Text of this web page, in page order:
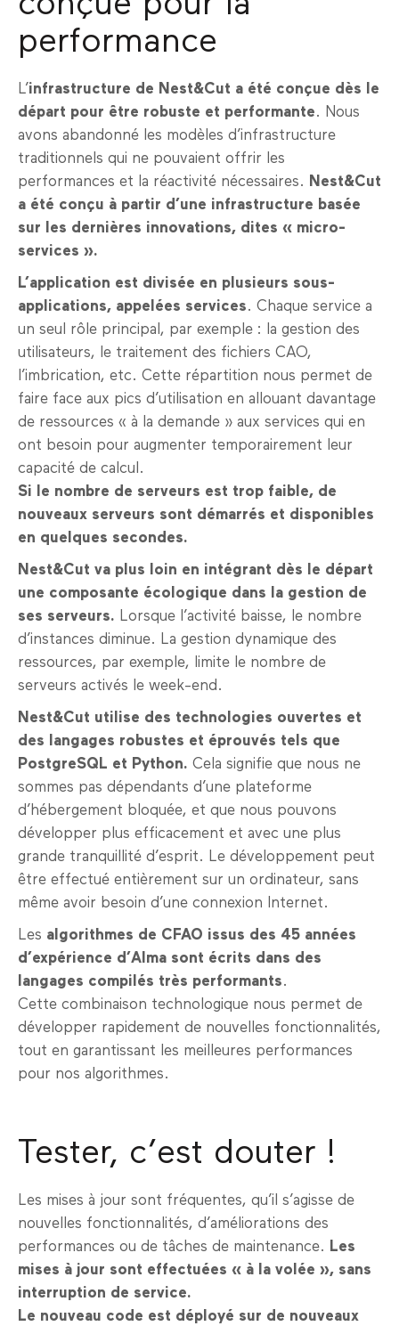
performance
L’infrastructure de Nest&Cut a été conçue dès le
départ pour être robuste et performante. Nous
avons abandonné les modèles d’infrastructure
traditionnels qui ne pouvaient offrir les
performances et la réactivité nécessaires. Nest&Cut
a été conçu à partir d’une infrastructure basée
sur les dernières innovations, dites « micro-
services ».
L’application est divisée en plusieurs sous-
applications, appelées services. Chaque service a
un seul rôle principal, par exemple : la gestion des
utilisateurs, le traitement des fichiers CAO,
l’imbrication, etc. Cette répartition nous permet de
faire face aux pics d’utilisation en allouant davantage
de ressources « à la demande » aux services qui en
ont besoin pour augmenter temporairement leur
capacité de calcul.
Si le nombre de serveurs est trop faible, de
nouveaux serveurs sont démarrés et disponibles
en quelques secondes.
Nest&Cut va plus loin en intégrant dès le départ
une composante écologique dans la gestion de
ses serveurs. Lorsque l’activité baisse, le nombre
d’instances diminue. La gestion dynamique des
ressources, par exemple, limite le nombre de
serveurs activés le week-end.
Nest&Cut utilise des technologies ouvertes et
des langages robustes et éprouvés tels que
PostgreSQL et Python. Cela signifie que nous ne
sommes pas dépendants d’une plateforme
d’hébergement bloquée, et que nous pouvons
développer plus efficacement et avec une plus
grande tranquillité d’esprit. Le développement peut
être effectué entièrement sur un ordinateur, sans
même avoir besoin d’une connexion Internet.
Les algorithmes de CFAO issus des 45 années
d’expérience d’Alma sont écrits dans des
langages compilés très performants.
Cette combinaison technologique nous permet de
développer rapidement de nouvelles fonctionnalités,
tout en garantissant les meilleures performances
pour nos algorithmes.
Tester, c’est douter !
Les mises à jour sont fréquentes, qu’il s’agisse de
nouvelles fonctionnalités, d’améliorations des
performances ou de tâches de maintenance. Les
mises à jour sont effectuées « à la volée », sans
interruption de service.
Le nouveau code est déployé sur de nouveaux